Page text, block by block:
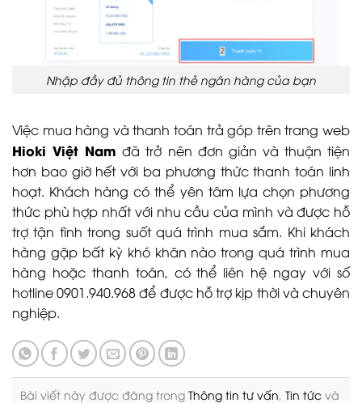
Nhập đầy đủ thông tin thẻ ngân hàng của bạn
Việc mua hàng và thanh toán trả góp trên trang web
Hioki Việt Nam đã trở nên đơn giản và thuận tiện
hơn bao giờ hết với ba phương thức thanh toán linh
hoạt. Khách hàng có thể yên tâm lựa chọn phương
thức phù hợp nhất với nhu cầu của mình và được hỗ
trợ tận tình trong suốt quá trình mua sắm. Khi khách
hàng gặp bất kỳ khó khăn nào trong quá trình mua
hàng hoặc thanh toán, có thể liên hệ ngay với số
hotline 0901.940.968 để được hỗ trợ kịp thời và chuyên
nghiệp.
Bài viết này được đăng trong Thông tin tư vấn, Tin tức và